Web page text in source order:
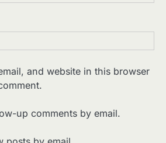
and website in this browser
up comments by email.
Jain